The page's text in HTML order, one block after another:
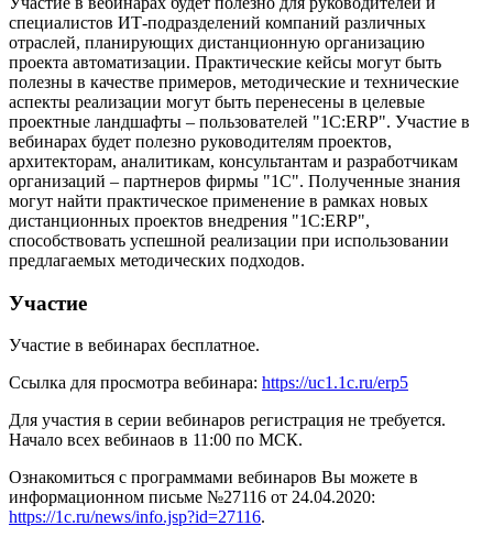
специалистов ИТ-подразделений компаний различных
отраслей, планирующих дистанционную организацию
проекта автоматизации. Практические кейсы могут быть
полезны в качестве примеров, методические и технические
аспекты реализации могут быть перенесены в целевые
проектные ландшафты – пользователей "1С:ERP". Участие в
вебинарах будет полезно руководителям проектов,
архитекторам, аналитикам, консультантам и разработчикам
организаций – партнеров фирмы "1С". Полученные знания
могут найти практическое применение в рамках новых
дистанционных проектов внедрения "1С:ERP",
способствовать успешной реализации при использовании
предлагаемых методических подходов.
Участие
Участие в вебинарах бесплатное.
Ссылка для просмотра вебинара: https://uc1.1c.ru/erp5
Для участия в серии вебинаров регистрация не требуется.
Начало всех вебинаов в 11:00 по МСК.
Ознакомиться с программами вебинаров Вы можете в
информационном письме №27116 от 24.04.2020:
https://1c.ru/news/info.jsp?id=27116.